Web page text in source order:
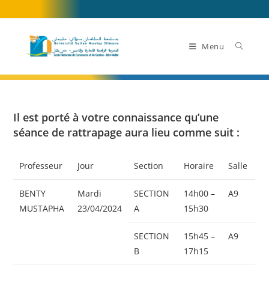
to
content
Menu
Il est porté à votre connaissance qu’une
séance de rattrapage aura lieu comme suit :
Professeur Jour Section Horaire Salle
BENTY
MUSTAPHA
Mardi
23/04/2024
SECTION
A
14h00 –
15h30
A9
SECTION
B
15h45 –
17h15
A9